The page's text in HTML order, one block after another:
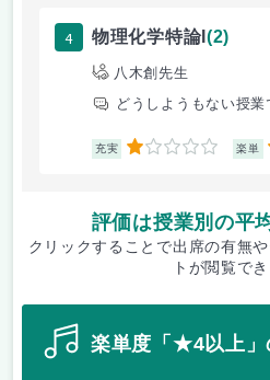
4 物理化学特論I (2)
八木創先生
どうしようもない授
充実 1 楽単
評価は授業別の平
クリックすることで出席の有無
トが閲覧でき
楽単度「★4以上」